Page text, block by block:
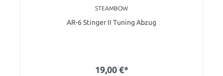
STEAMBOW
AR-6 Stinger II Tuning Abzug
19,00 €*